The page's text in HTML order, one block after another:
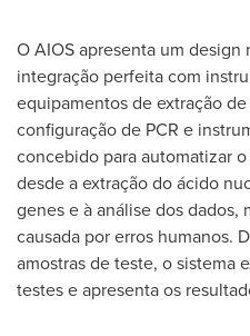
O AIOS apresenta um
integração perfeita com
equipamentos de extração
configuração de PCR e
concebido para automatizar
desde a extração do ácido
genes e à análise dos
causada por erros humanos.
amostras de teste, o sistema
testes e apresenta os